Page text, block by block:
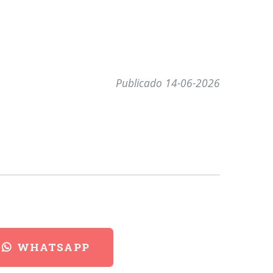
Publicado 14-06-2026
WHATSAPP